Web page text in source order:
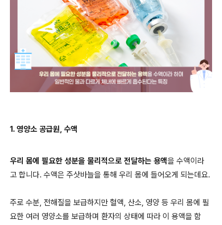
1. 영양소 공급원, 수액
우리 몸에 필요한 성분을 물리적으로 전달하는 용액을 수액이라
고 합니다. 수액은 주삿바늘을 통해 우리 몸에 들어오게 되는데요.
주로 수분, 전해질을 보급하지만 혈액, 산소, 영양 등 우리 몸에 필
요한 여러 영양소를 보급하며 환자의 상태에 따라 이 용액을 함